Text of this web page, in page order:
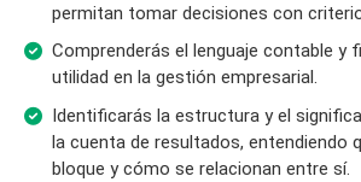
permitan tomar decisiones con
Comprenderás el lenguaje contable y
utilidad en la gestión empresarial.
Identificarás la estructura y el
la cuenta de resultados, entendiendo
bloque y cómo se relacionan entre sí.